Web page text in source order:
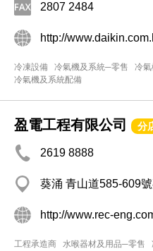
2807 2484
http://
冷凍設備 冷氣機及系統─零售
冷
冷氣機及系統配備
盈電工程有限公司 分
2619 8888
葵涌 青山道585-609
http://www.rec-
工程承造商 水喉器材及用品─零售